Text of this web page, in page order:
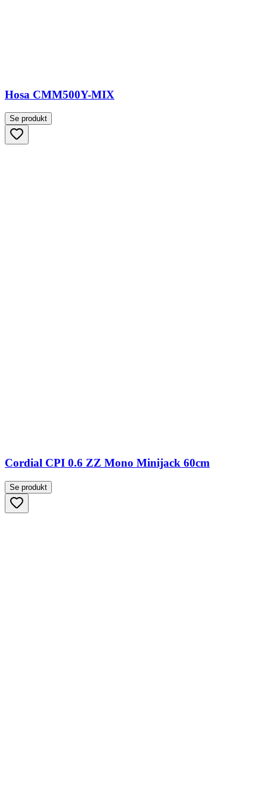
Hosa CMM500Y-MIX
Se produkt
Cordial CPI 0.6 ZZ Mono Minijack 60cm
Se produkt